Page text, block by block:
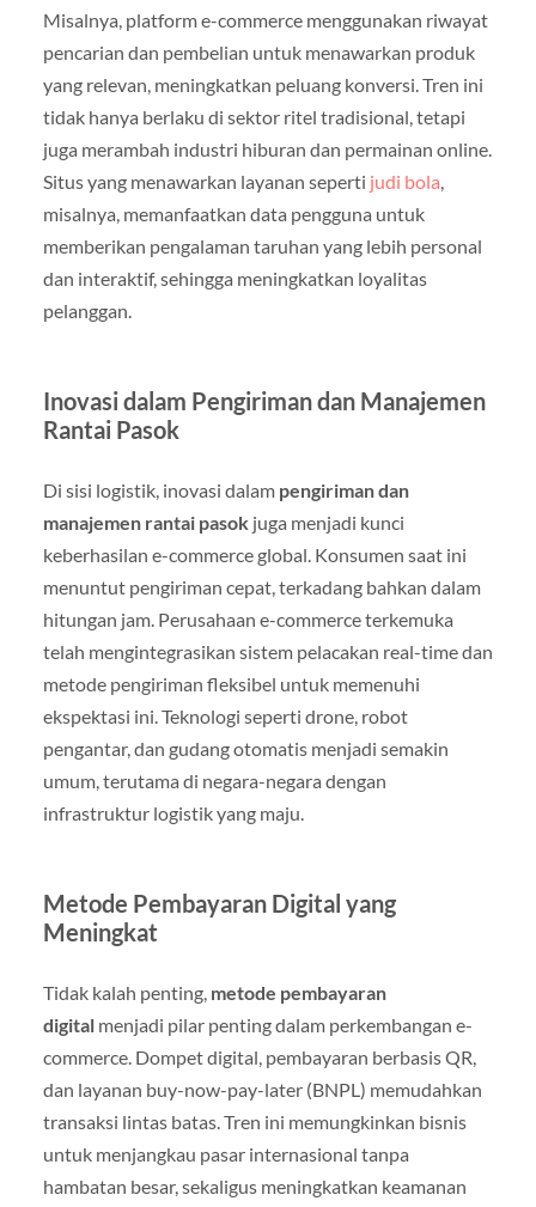
Misalnya, platform e-commerce menggunakan riwayat
pencarian dan pembelian untuk menawarkan produk
yang relevan, meningkatkan peluang konversi. Tren ini
tidak hanya berlaku di sektor ritel tradisional, tetapi
juga merambah industri hiburan dan permainan online.
Situs yang menawarkan layanan seperti judi bola,
misalnya, memanfaatkan data pengguna untuk
memberikan pengalaman taruhan yang lebih personal
dan interaktif, sehingga meningkatkan loyalitas
pelanggan.
Inovasi dalam Pengiriman dan Manajemen
Rantai Pasok
Di sisi logistik, inovasi dalam pengiriman dan
manajemen rantai pasokjuga menjadi kunci
keberhasilan e-commerce global. Konsumen saat ini
menuntut pengiriman cepat, terkadang bahkan dalam
hitungan jam. Perusahaan e-commerce terkemuka
telah mengintegrasikan sistem pelacakan real-time dan
metode pengiriman fleksibel untuk memenuhi
ekspektasi ini. Teknologi seperti drone, robot
pengantar, dan gudang otomatis menjadi semakin
umum, terutama di negara-negara dengan
infrastruktur logistik yang maju.
Metode Pembayaran Digital yang
Meningkat
Tidak kalah penting, metode pembayaran
digitalmenjadi pilar penting dalam perkembangan e-
commerce. Dompet digital, pembayaran berbasis QR,
dan layanan buy-now-pay-later (BNPL) memudahkan
transaksi lintas batas. Tren ini memungkinkan bisnis
untuk menjangkau pasar internasional tanpa
hambatan besar, sekaligus meningkatkan keamanan